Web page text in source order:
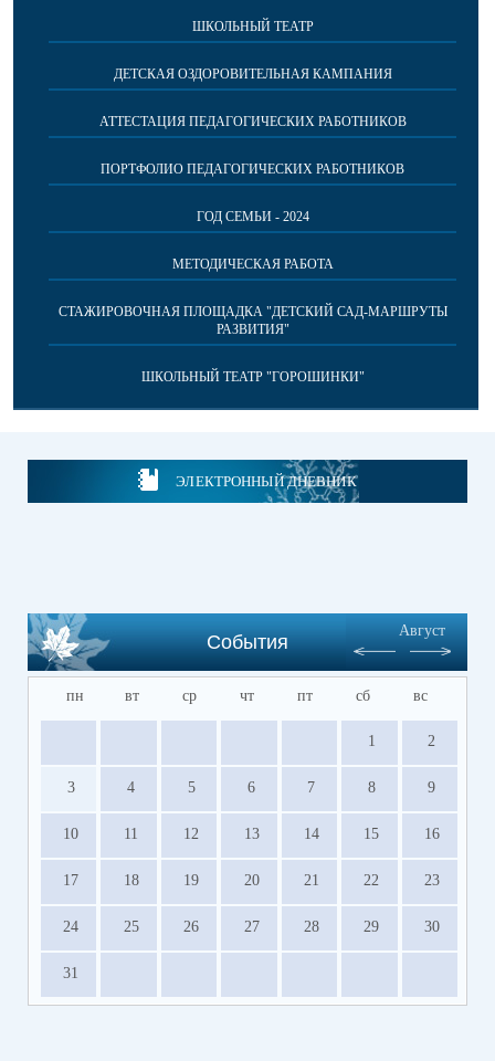
ШКОЛЬНЫЙ ТЕАТР
ДЕТСКАЯ ОЗДОРОВИТЕЛЬНАЯ КАМПАНИЯ
АТТЕСТАЦИЯ ПЕДАГОГИЧЕСКИХ РАБОТНИКОВ
ПОРТФОЛИО ПЕДАГОГИЧЕСКИХ РАБОТНИКОВ
ГОД СЕМЬИ - 2024
МЕТОДИЧЕСКАЯ РАБОТА
СТАЖИРОВОЧНАЯ ПЛОЩАДКА "ДЕТСКИЙ САД-МАРШРУТЫ
РАЗВИТИЯ"
ШКОЛЬНЫЙ ТЕАТР "ГОРОШИНКИ"
ЭЛЕКТРОННЫЙ ДНЕВНИК
События
Август
пн вт ср чт пт сб вс
1 2
3 4 5 6 7 8 9
10 11 12 13 14 15 16
17 18 19 20 21 22 23
24 25 26 27 28 29 30
31